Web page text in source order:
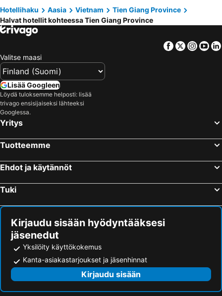
Hotellihaku Aasia Vietnam
Tien Giang Province
Halvat hotellit kohteessa Tien Giang Province
Facebook
Twitter
Valitse maasi
Lisää Googleen
Löydä tuloksemme helposti: lisää
trivago ensisijaiseksi lähteeksi
Googlessa.
Yritys
Tuotteemme
Ehdot ja käytännöt
Tuki
Kirjaudu sisään hyödyntääksesi
jäsenedut
Yksilöity käyttökokemus
Kanta-asiakastarjoukset ja jäsenhinnat
Kirjaudu sisään